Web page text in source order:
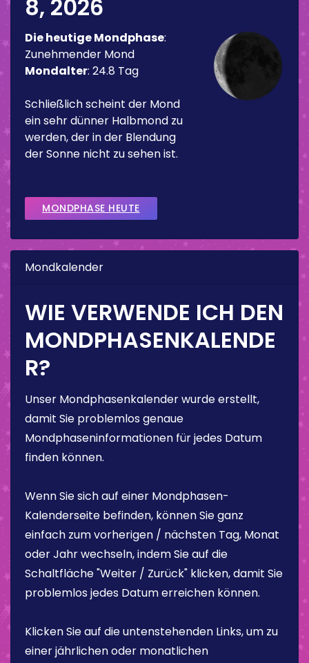
8, 2026
Die heutige Mondphase:
Zunehmender Mond
Mondalter: 24.8 Tag
Schließlich scheint der Mond
ein sehr dünner Halbmond zu
werden, der in der Blendung
der Sonne nicht zu sehen ist.
MONDPHASE HEUTE
Mondkalender
WIE VERWENDE ICH DEN
MONDPHASENKALENDE
R?
Unser Mondphasenkalender wurde erstellt,
damit Sie problemlos genaue
Mondphaseninformationen für jedes Datum
finden können.
Wenn Sie sich auf einer Mondphasen-
Kalenderseite befinden, können Sie ganz
einfach zum vorherigen / nächsten Tag, Monat
oder Jahr wechseln, indem Sie auf die
Schaltfläche "Weiter / Zurück" klicken, damit Sie
problemlos jedes Datum erreichen können.
Klicken Sie auf die untenstehenden Links, um zu
einer jährlichen oder monatlichen